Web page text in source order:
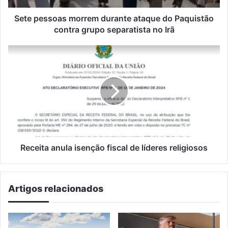
grupo
separatista
Sete pessoas morrem durante ataque do Paquistão
contra grupo separatista no Irã
Receita
religiosos
Receita anula isenção fiscal de líderes religiosos
Artigos relacionados